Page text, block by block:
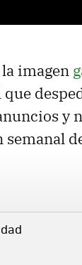
imagen
y
semanal